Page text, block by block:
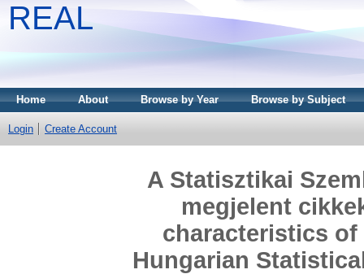
REAL
Home About Browse by Year Browse by Subject
Login Create Account
A Statisztikai
megjelent
characteristics
Hungarian